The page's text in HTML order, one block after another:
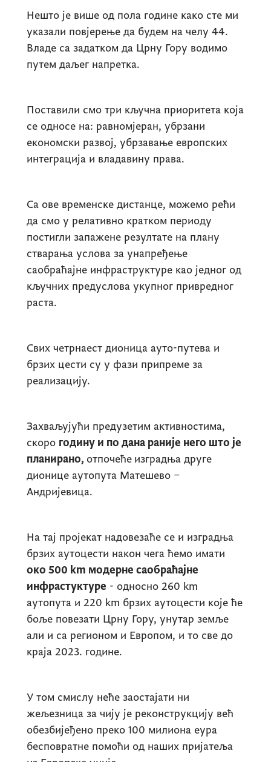
Нешто је више од пола године како сте ми
указали повјерење да будем на челу 44.
Владе са задатком да Црну Гору водимо
путем даљег напретка.
Поставили смо три кључна приоритета која
се односе на: равномјеран, убрзани
економски развој, убрзавање европских
интеграција и владавину права.
Са ове временске дистанце, можемо рећи
да смо у релативно кратком периоду
постигли запажене резултате на плану
стварања услова за унапређење
саобраћајне инфраструктуре као једног од
кључних предуслова укупног привредног
раста.
Свих четрнаест дионица ауто-путева и
брзих цести су у фази припреме за
реализацију.
Захваљујући предузетим активностима,
скоро годину и по дана раније него што је
планирано, отпочеће изградња друге
дионице аутопута Матешево –
Андријевица.
На тај пројекат надовезаће се и изградња
брзих аутоцести након чега ћемо имати
око 500 km модерне саобраћајне
инфрастуктуре - односно 260 km
аутопута и 220 km брзих аутоцести које ће
боље повезати Црну Гору, унутар земље
али и са регионом и Европом, и то све до
краја 2023. године.
У том смислу неће заостајати ни
жељезница за чију је реконструкцију већ
обезбијеђено преко 100 милиона еура
бесповратне помоћи од наших пријатеља